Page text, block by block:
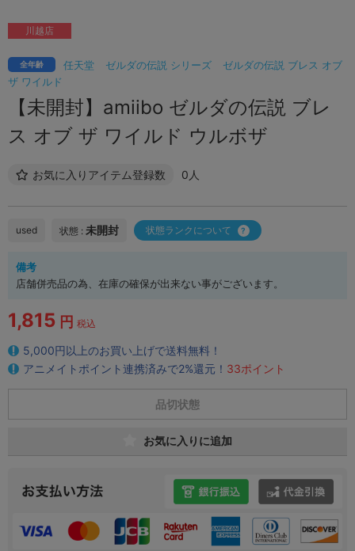
任天堂 ゼルダの伝説 シリーズ
ゼルダの伝説 ブレス オブ
ザ ワイルド
全年齢
【未開封】amiibo ゼルダの伝説 ブレ
ス オブ ザ ワイルド ウルボザ
お気に入りアイテム登録数 0人
川越店
used 状態 : 未開封 状態ランクについて
備考
店舗併売品の為、在庫の確保が出来ない事がございます。
1,815 円 税込
5,000円以上のお買い上げで送料無料！
アニメイトポイント連携済みで2%還元！ 33ポイント
品切状態
お気に入りに追加